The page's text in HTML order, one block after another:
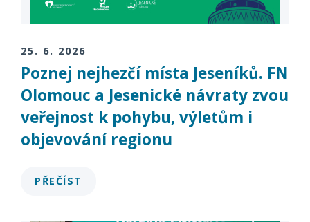
25. 6. 2026
Poznej nejhezčí místa Jeseníků. FN
Olomouc a Jesenické návraty zvou
veřejnost k pohybu, výletům i
objevování regionu
PŘEČÍST